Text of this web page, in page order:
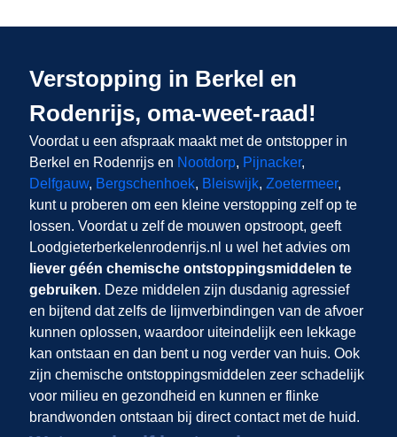
Verstopping in Berkel en
Rodenrijs, oma-weet-raad!
Voordat u een afspraak maakt met de ontstopper in
Berkel en Rodenrijs en Nootdorp, Pijnacker,
Delfgauw, Bergschenhoek, Bleiswijk, Zoetermeer,
kunt u proberen om een kleine verstopping zelf op te
lossen. Voordat u zelf de mouwen opstroopt, geeft
Loodgieterberkelenrodenrijs.nl u wel het advies om
liever géén chemische ontstoppingsmiddelen te
gebruiken. Deze middelen zijn dusdanig agressief
en bijtend dat zelfs de lijmverbindingen van de afvoer
kunnen oplossen, waardoor uiteindelijk een lekkage
kan ontstaan en dan bent u nog verder van huis. Ook
zijn chemische ontstoppingsmiddelen zeer schadelijk
voor milieu en gezondheid en kunnen er flinke
brandwonden ontstaan bij direct contact met de huid.